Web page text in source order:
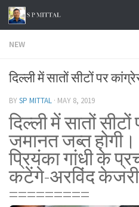
Skip to content
NEW
दिल्ली में सातों सीटों पर
BYSP MITTAL · MAY 8, 2019
दिल्ली में सातों
जमानत जब्त होगी।
प्रियंका गांधी के
कटेंगे-अरविंद
=========